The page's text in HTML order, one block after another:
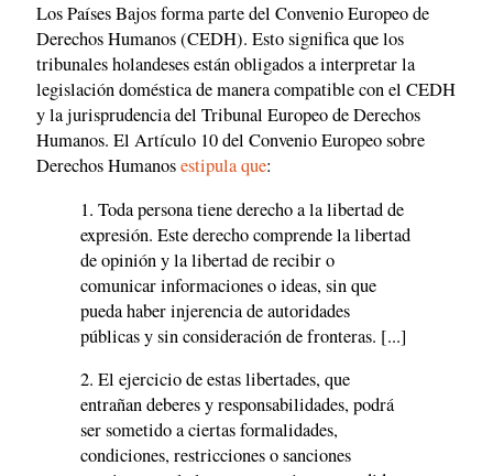
Los Países Bajos forma parte del Convenio Europeo de
Derechos Humanos (CEDH). Esto significa que los
tribunales holandeses están obligados a interpretar la
legislación doméstica de manera compatible con el CEDH
y la jurisprudencia del Tribunal Europeo de Derechos
Humanos. El Artículo 10 del Convenio Europeo sobre
Derechos Humanosestipula que:
1. Toda persona tiene derecho a la libertad de
expresión. Este derecho comprende la libertad
de opinión y la libertad de recibir o
comunicar informaciones o ideas, sin que
pueda haber injerencia de autoridades
públicas y sin consideración de fronteras. [...]
2. El ejercicio de estas libertades, que
entrañan deberes y responsabilidades, podrá
ser sometido a ciertas formalidades,
condiciones, restricciones o sanciones